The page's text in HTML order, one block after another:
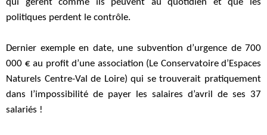
qui gèrent comme ils peuvent au quotidien et que les
politiques perdent le contrôle.
Dernier exemple en date, une subvention d’urgence de 700
000 € au profit d’une association (Le Conservatoire d’Espaces
Naturels Centre-Val de Loire) qui se trouverait pratiquement
dans l’impossibilité de payer les salaires d’avril de ses 37
salariés !